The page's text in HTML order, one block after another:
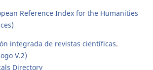
Reference Index for the Humanities
integrada de revistas científicas.
V.2)
Directory